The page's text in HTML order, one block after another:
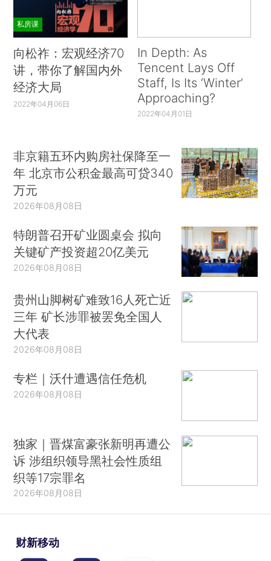
私房课
向松祚：宏观经济70
讲，带你了解国内外
经济大局
2022年04月06日
In Depth: As
Tencent Lays Off
Staff, Is Its ‘Winter’
Approaching?
2022年04月01日
非京籍五环内购房社保降至一
年 北京市公积金最高可贷340
万元
2026年08月08日
特朗普召开矿业圆桌会 拟向
关键矿产投资超20亿美元
2026年08月08日
贵州山脚树矿难致16人死亡近
三年 矿长涉罪被罢免全国人
大代表
2026年08月08日
专栏｜沃什遭遇信任危机
2026年08月08日
独家｜晋煤富豪张新明再遭公
诉 涉组织领导黑社会性质组
织等17宗罪名
2026年08月08日
财新移动